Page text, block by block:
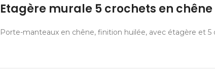
Etagère murale 5 crochets en chêne
Porte-manteaux en chêne, finition huilée, avec étagère et 5